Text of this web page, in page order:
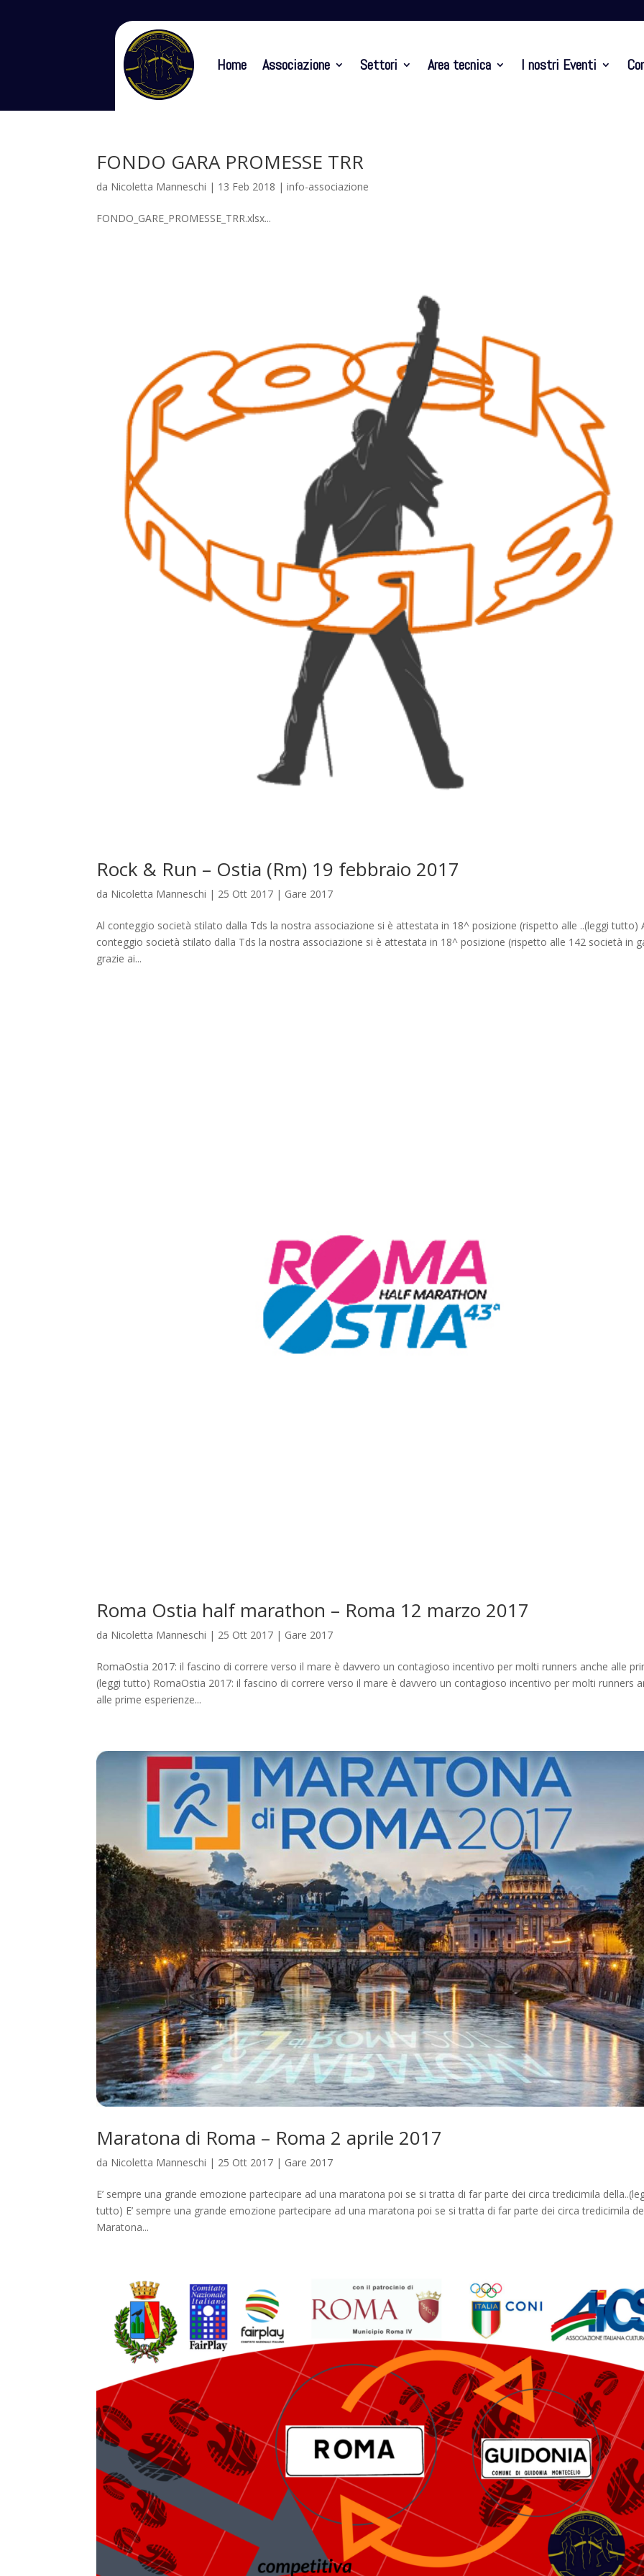
Home Associazione Settori Area tecnica I nostri Eventi
FONDO GARA PROMESSE TRR
da Nicoletta Manneschi | 13 Feb 2018 |info-associazione
FONDO_GARE_PROMESSE_TRR.xlsx...
Rock & Run – Ostia (Rm) 19 febbraio 2017
da Nicoletta Manneschi | 25 Ott 2017 | Gare 2017
Al conteggio società stilato dalla Tds la nostra associazione si è attestata in 18^ posizione (rispetto alle ..(leggi tutto)
conteggio società stilato dalla Tds la nostra associazione si è attestata in 18^ posizione (rispetto alle 142 società in
grazie ai...
Roma Ostia half marathon – Roma 12 marzo 2017
da Nicoletta Manneschi | 25 Ott 2017 | Gare 2017
RomaOstia 2017: il fascino di correre verso il mare è davvero un contagioso incentivo per molti runners anche alle
(leggi tutto) RomaOstia 2017: il fascino di correre verso il mare è davvero un contagioso incentivo per molti runners
alle prime esperienze...
Maratona di Roma – Roma 2 aprile 2017
da Nicoletta Manneschi | 25 Ott 2017 | Gare 2017
E’ sempre una grande emozione partecipare ad una maratona poi se si tratta di far parte dei circa tredicimila
tutto) E’ sempre una grande emozione partecipare ad una maratona poi se si tratta di far parte dei circa tredicimila
Maratona...